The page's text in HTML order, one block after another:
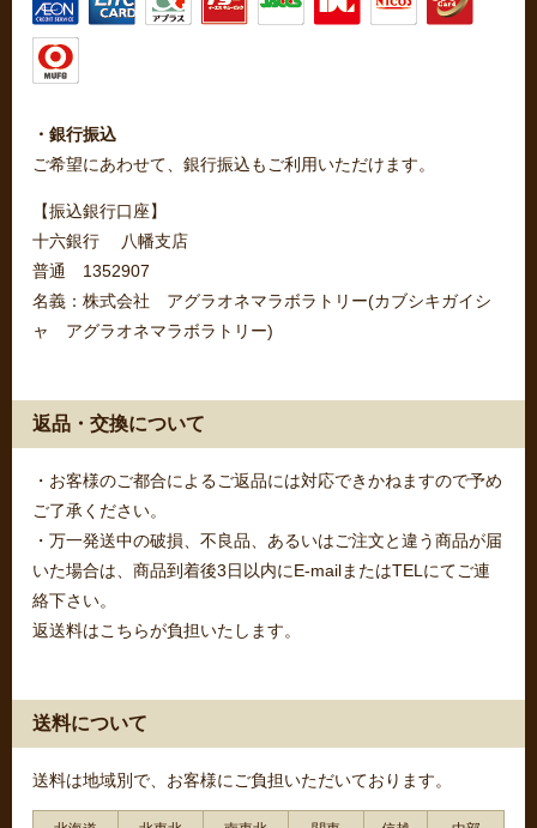
・銀行振込
ご希望にあわせて、銀行振込もご利用いただけます。
【振込銀行口座】
十六銀行 八幡支店
普通 1352907
名義：株式会社 アグラオネマラボラトリー(カブシキガイシ
ャ アグラオネマラボラトリー)
返品・交換について
・お客様のご都合によるご返品には対応できかねますので予め
ご了承ください。
・万一発送中の破損、不良品、あるいはご注文と違う商品が届
いた場合は、商品到着後3日以内にE-mailまたはTELにてご連
絡下さい。
返送料はこちらが負担いたします。
送料について
送料は地域別で、お客様にご負担いただいております。